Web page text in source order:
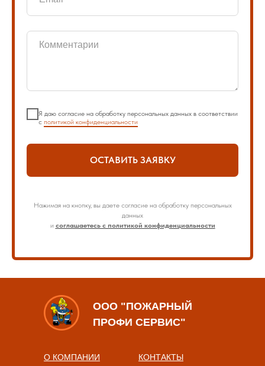
Я даю согласие на обработку персональных данных в соответствии
с политикой конфиденциальности
ОСТАВИТЬ ЗАЯВКУ
Нажимая на кнопку, вы даете согласие на обработку персональных
данных
и соглашаетесь с политикой конфиденциальности
ООО "ПОЖАРНЫЙ
ПРОФИ СЕРВИС"
О КОМПАНИИ КОНТАКТЫ